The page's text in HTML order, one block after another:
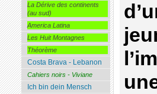
La Dérive des continents
(au sud)
America Latina
Les Huit Montagnes
Théorème
Costa Brava - Lebanon
Cahiers noirs - Viviane
Ich bin dein Mensch